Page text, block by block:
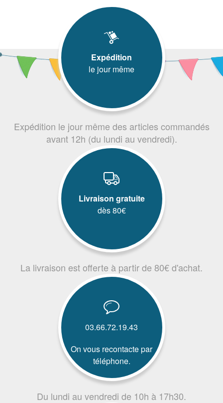
Expédition
le jour même
Expédition le jour même des articles commandés
avant 12h (du lundi au vendredi).
Livraison gratuite
dès 80€
La livraison est offerte à partir de 80€ d'achat.
03.66.72.19.43
On vous recontacte par
téléphone.
Du lundi au vendredi de 10h à 17h30.